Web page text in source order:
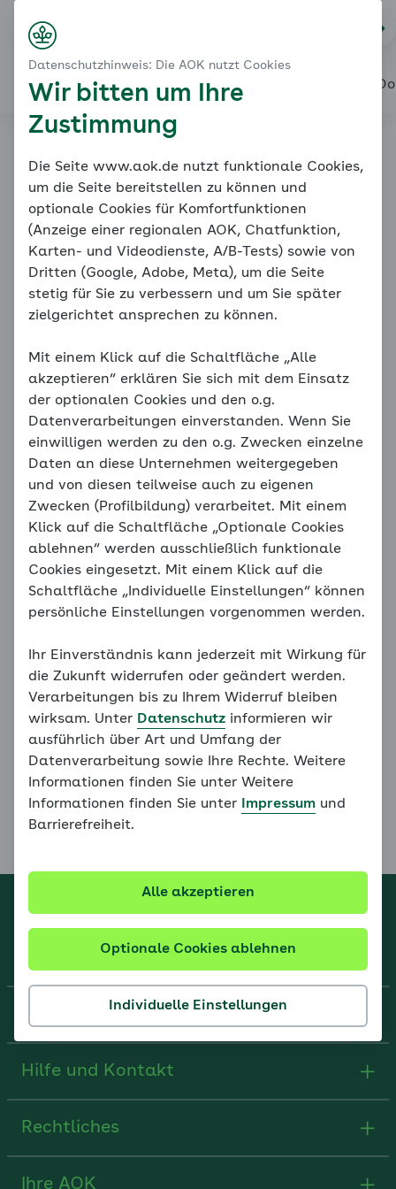
Alles über den Coach Mein Coach Meine
Bewegung
Bedeutung von Bewegung für die Gesundheit
Bewegung tut gut
Online-Coach
Bluthochdruck
Bedeutung von Bewegung für die Gesundheit
Bewegung tut gut
„Wer rastet, der rostet“ und „sich regen bringt
Segen“ – dass Bewegung gesund ist, wussten auch
schon unsere Großeltern. Beständig danach zu
leben, fällt dennoch vielen schwer. Stattdessen
verbringen die Menschen immer mehr Zeit im Sitzen.
Manche Medizinerinnen und Mediziner betrachten
deshalb das Sitzen schon als „das neue Rauchen“.
Denn Muskeln, Knochen, Herz und Kreislauf bauen
ab, wenn sie auf die Couch oder den Bürostuhl
das Gewicht nimmt zu und die Trägheit ebenso. So
wird es auf Dauer immer schwieriger, in Schwung zu
kommen.
Nächste Seite
Online-Coach Bluthochdruck
© AOK-Bundesverband
Hilfe und Kontakt
Rechtliches
Ihre AOK
Datenschutzhinweis: Die AOK nutzt Cookies
Wir bitten um Ihre
Zustimmung
Die Seite www.aok.de nutzt funktionale Cookies,
um die Seite bereitstellen zu können und
optionale Cookies für Komfortfunktionen
(Anzeige einer regionalen AOK, Chatfunktion,
Karten- und Videodienste, A/B-Tests) sowie von
Dritten (Google, Adobe, Meta), um die Seite
stetig für Sie zu verbessern und um Sie später
zielgerichtet ansprechen zu können.
Mit einem Klick auf die Schaltfläche „Alle
akzeptieren“ erklären Sie sich mit dem Einsatz
der optionalen Cookies und den o.g.
Datenverarbeitungen einverstanden. Wenn Sie
einwilligen werden zu den o.g. Zwecken einzelne
Daten an diese Unternehmen weitergegeben
und von diesen teilweise auch zu eigenen
Zwecken (Profilbildung) verarbeitet. Mit einem
Klick auf die Schaltfläche „Optionale Cookies
ablehnen“ werden ausschließlich funktionale
Cookies eingesetzt. Mit einem Klick auf die
Schaltfläche „Individuelle Einstellungen“ können
persönliche Einstellungen vorgenommen werden.
Ihr Einverständnis kann jederzeit mit Wirkung für
die Zukunft widerrufen oder geändert werden.
Verarbeitungen bis zu Ihrem Widerruf bleiben
wirksam. Unter Datenschutz informieren wir
ausführlich über Art und Umfang der
Datenverarbeitung sowie Ihre Rechte. Weitere
Informationen finden Sie unter Weitere
Informationen finden Sie unter
Impressum und
Barrierefreiheit.
Individuelle Einstellungen
Optionale Cookies ablehnen
Alle akzeptieren